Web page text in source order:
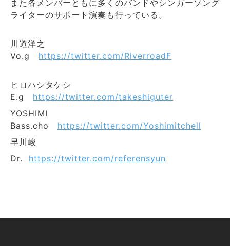
また各メンバーともに多くのバンドやシンガーソング
ライターのサポート演奏も行っている。
川道洋之
Vo.g https://twitter.com/RiverroadF
ヒロハシタケシ
E.g https://twitter.com/takeshiguter
YOSHIMI
Bass.cho https://twitter.com/Yoshimitchell
早川峻
Dr. https://twitter.com/referensyun